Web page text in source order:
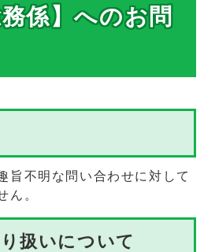
係】へのお問
旨不明な問い合わせに対して
ん。
扱いについて